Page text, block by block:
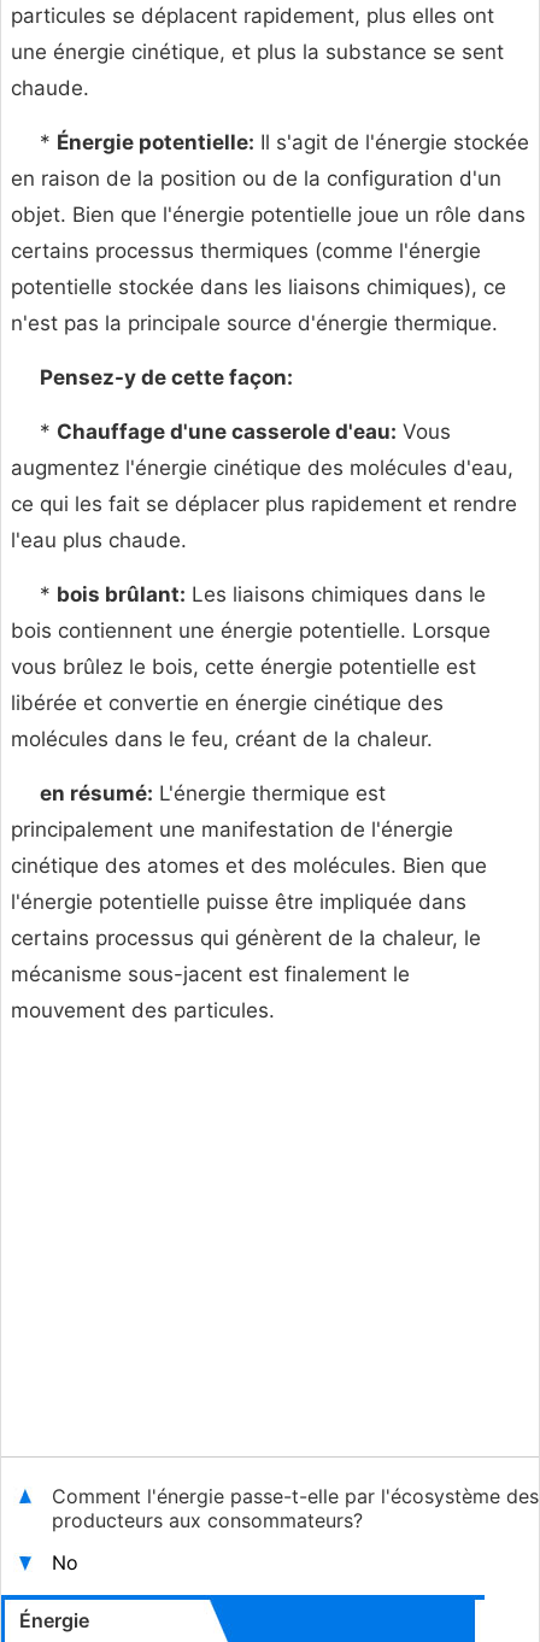
particules se déplacent rapidement, plus elles ont
une énergie cinétique, et plus la substance se sent
chaude.
* Énergie potentielle: Il s'agit de l'énergie stockée
en raison de la position ou de la configuration d'un
objet. Bien que l'énergie potentielle joue un rôle dans
certains processus thermiques (comme l'énergie
potentielle stockée dans les liaisons chimiques), ce
n'est pas la principale source d'énergie thermique.
Pensez-y de cette façon:
* Chauffage d'une casserole d'eau: Vous
augmentez l'énergie cinétique des molécules d'eau,
ce qui les fait se déplacer plus rapidement et rendre
l'eau plus chaude.
* bois brûlant: Les liaisons chimiques dans le
bois contiennent une énergie potentielle. Lorsque
vous brûlez le bois, cette énergie potentielle est
libérée et convertie en énergie cinétique des
molécules dans le feu, créant de la chaleur.
en résumé: L'énergie thermique est
principalement une manifestation de l'énergie
cinétique des atomes et des molécules. Bien que
l'énergie potentielle puisse être impliquée dans
certains processus qui génèrent de la chaleur, le
mécanisme sous-jacent est finalement le
mouvement des particules.
Comment l'énergie passe-t-elle par l'écosystème des
producteurs aux consommateurs?
No
Énergie